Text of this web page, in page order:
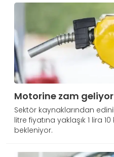
Motorine zam geliyor
Sektör kaynaklarından
litre fiyatına yaklaşık 1 lira
bekleniyor.